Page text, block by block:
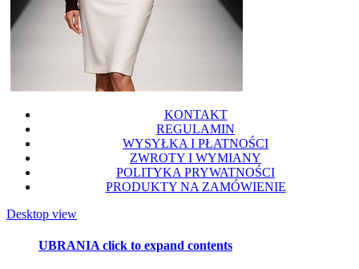
KONTAKT
REGULAMIN
WYSYŁKA I PŁATNOŚCI
ZWROTY I WYMIANY
POLITYKA PRYWATNOŚCI
PRODUKTY NA ZAMÓWIENIE
Desktop view
UBRANIAclick to expand contents